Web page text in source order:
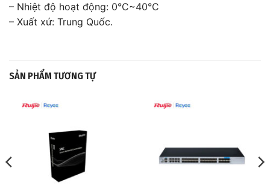
– Nhiệt độ hoạt động: 0°C~40°C
– Xuất xứ: Trung Quốc.
SẢN PHẨM TƯƠNG TỰ